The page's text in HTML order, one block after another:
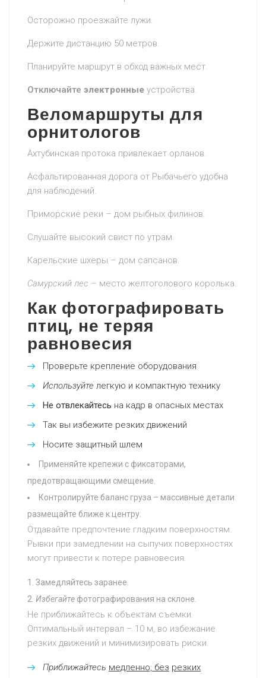
Осторожно проезжайте лужи.
Держите дистанцию 50 метров.
Планируйте маршрут в обход важных мест.
Отключайте электронные устройства.
Веломаршруты для
орнитологов
Ахтубинская протока привлекает орланов.
Асфальтированная дорога от Рыбачьего удобна
для наблюдений.
Приморские реки – дом рыбных филинов.
Слушайте высокий свист по утрам.
Карельские шхеры – дом сапсанов.
Самурский лес – место желтоголового королька.
Как фотографировать
птиц, не теряя
равновесия
Проверьте крепление оборудования
Используйте легкую и компактную технику
Не отвлекайтесь на кадр в опасных местах
Так вы избежите резких движений
Носите защитный шлем
Применяйте крепежи с фиксаторами,
предотвращающими смещение.
Контролируйте баланс груза – массивные детали
размещайте ближе к центру.
Отдавайте предпочтение гладким поверхностям.
Рывки при замедлении на сыпучих поверхностях
могут привести к потере равновесия.
Замедляйтесь заранее.
Избегайте фотографирования на склоне.
Не приближайтесь к объектам съемки.
Оптимальный интервал – 10 м, во избежание
резких движений и минимизировать риски.
Приближайтесь медленно, без резких